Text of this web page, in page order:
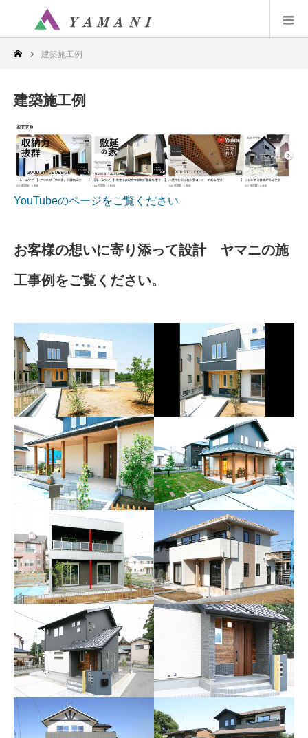
建築施工例
建築施工例
YouTubeのページをご覧ください
お客様の想いに寄り添って設計 ヤマニの施
工事例をご覧ください。